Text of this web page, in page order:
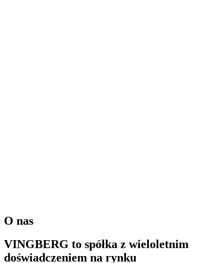
O nas
VINGBERG to spółka z wieloletnim
doświadczeniem na rynku